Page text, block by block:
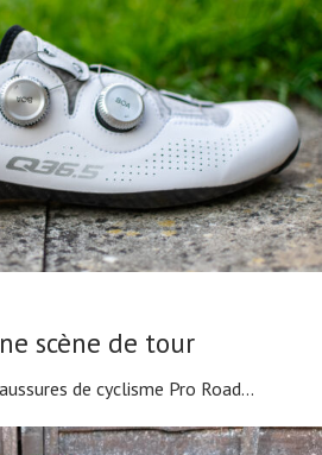
scène de tour
de cyclisme Pro Road...